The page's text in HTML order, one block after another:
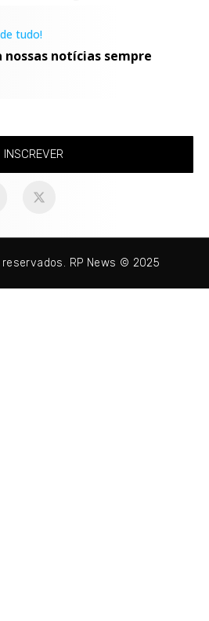
tudo!
nossas notícias sempre
INSCREVER
RP News © 2025